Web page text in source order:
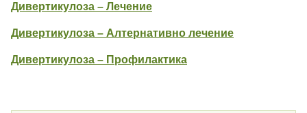
Дивертикулоза – Лечение
Дивертикулоза – Алтернативно лечение
Дивертикулоза – Профилактика